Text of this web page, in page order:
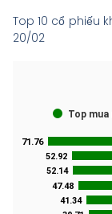
Top 10 cổ phiếu
20/02